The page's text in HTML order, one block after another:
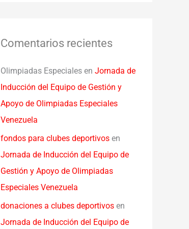
Comentarios recientes
Olimpiadas Especiales en Jornada de
Inducción del Equipo de Gestión y
Apoyo de Olimpiadas Especiales
Venezuela
fondos para clubes deportivos en
Jornada de Inducción del Equipo de
Gestión y Apoyo de Olimpiadas
Especiales Venezuela
donaciones a clubes deportivos en
Jornada de Inducción del Equipo de